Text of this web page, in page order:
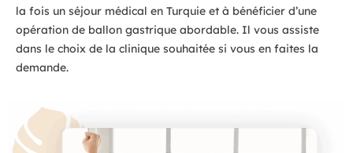
la fois un séjour médical en Turquie et à bénéficier d’une
opération de ballon gastrique abordable. Il vous assiste
dans le choix de la clinique souhaitée si vous en faites la
demande.